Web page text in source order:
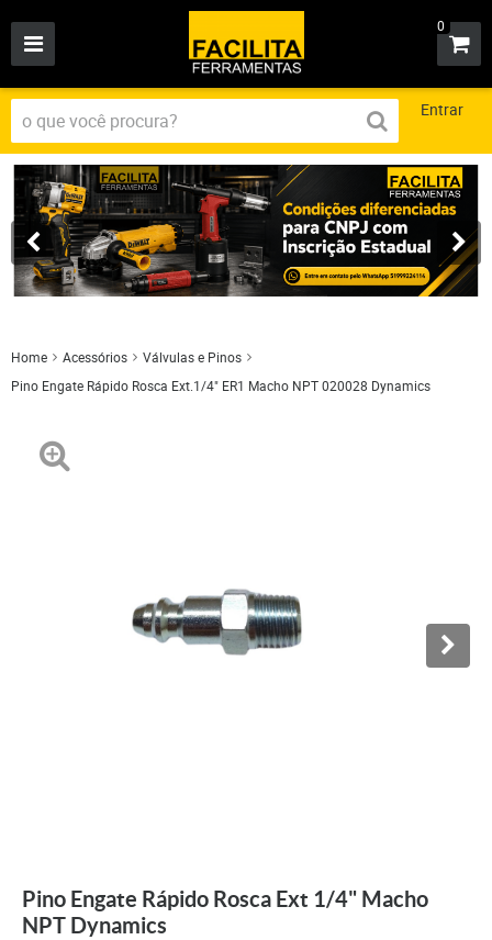
0
Entrar
Home Acessórios
Válvulas e Pinos
Pino Engate Rápido Rosca Ext.1/4" ER1 Macho NPT 020028 Dynamics
Pino Engate Rápido Rosca Ext 1/4" Macho
NPT Dynamics